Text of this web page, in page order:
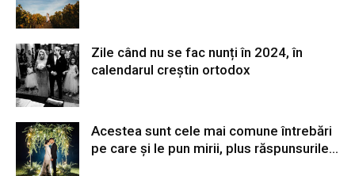
Zile când nu se fac nunți în 2024, în
calendarul creștin ortodox
Acestea sunt cele mai comune întrebări
pe care și le pun mirii, plus răspunsurile...